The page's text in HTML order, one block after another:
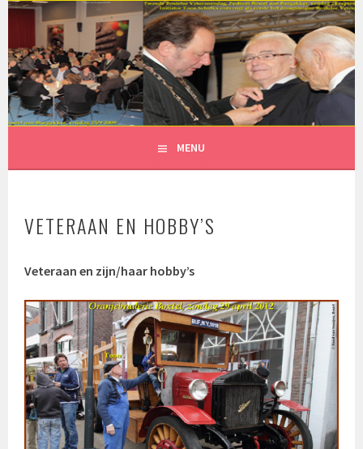
Spring
inhoud
MENU
VETERAAN EN HOBBY’S
Veteraan en zijn/haar hobby’s